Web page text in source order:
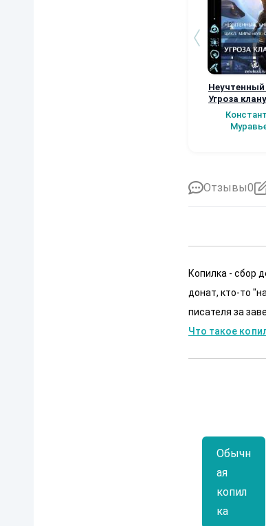
Неучтенный
Угроза клану
Отзывы0
Копилка - сбор
донат, кто-то
писателя за
Что такое
Обычн
ая
копил
ка